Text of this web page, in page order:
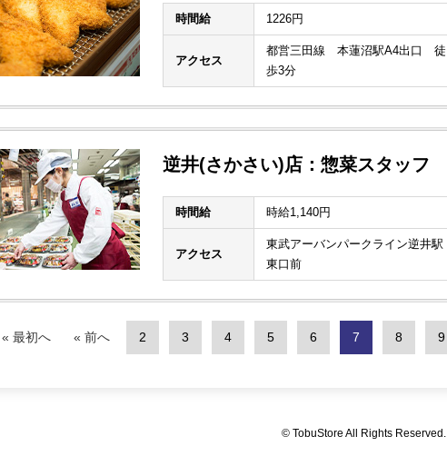
時間給 1226円
アクセス
都営三田線 本蓮沼駅A4出口 徒
歩3分
逆井(さかさい)店：惣菜スタッフ
時間給 時給1,140円
アクセス
東武アーバンパークライン逆井駅
東口前
« 最初へ « 前へ 2 3 4 5 6 7 8 9
© TobuStore All Rights Reserved.